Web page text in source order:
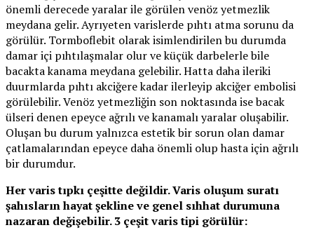
önemli derecede yaralar ile görülen venöz yetmezlik
meydana gelir. Ayrıyeten varislerde pıhtı atma sorunu da
görülür. Tormboflebit olarak isimlendirilen bu durumda
damar içi pıhtılaşmalar olur ve küçük darbelerle bile
bacakta kanama meydana gelebilir. Hatta daha ileriki
duurmlarda pıhtı akciğere kadar ilerleyip akciğer embolisi
görülebilir. Venöz yetmezliğin son noktasında ise bacak
ülseri denen epeyce ağrılı ve kanamalı yaralar oluşabilir.
Oluşan bu durum yalnızca estetik bir sorun olan damar
çatlamalarından epeyce daha önemli olup hasta için ağrılı
bir durumdur.
Her varis tıpkı çeşitte değildir. Varis oluşum suratı
şahısların hayat şekline ve genel sıhhat durumuna
nazaran değişebilir. 3 çeşit varis tipi görülür: